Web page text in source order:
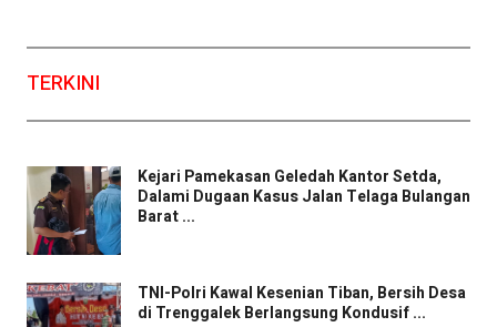
TERKINI
Kejari Pamekasan Geledah Kantor Setda,
Dalami Dugaan Kasus Jalan Telaga Bulangan
Barat ...
TNI-Polri Kawal Kesenian Tiban, Bersih Desa
di Trenggalek Berlangsung Kondusif ...